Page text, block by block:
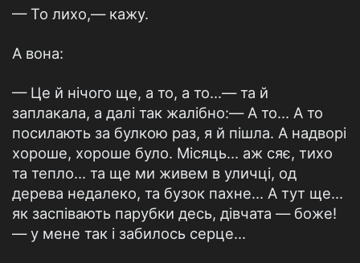
— То лихо,— кажу.
А вона:
— Це й нічого ще, а то, а то...— та й
заплакала, а далі так жалібно:— А то... А то
посилають за булкою раз, я й пішла. А надворі
хороше, хороше було. Місяць... аж сяє, тихо
та тепло... та ще ми живем в уличці, од
дерева недалеко, та бузок пахне... А тут ще...
як заспівають парубки десь, дівчата — боже!
— у мене так і забилось серце...